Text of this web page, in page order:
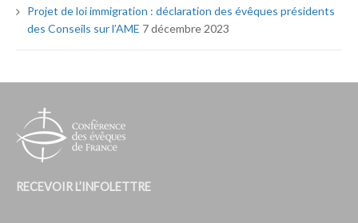
Projet de loi immigration : déclaration des évêques présidents
des Conseils sur l’AME 7 décembre 2023
RECEVOIR L’INFOLETTRE